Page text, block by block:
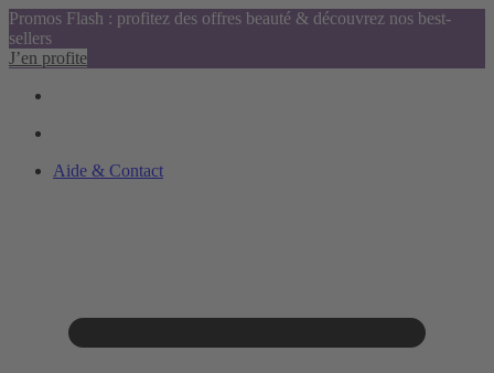
Promos Flash : profitez des offres beauté & découvrez nos best-
sellers
J’en profite
Aide & Contact